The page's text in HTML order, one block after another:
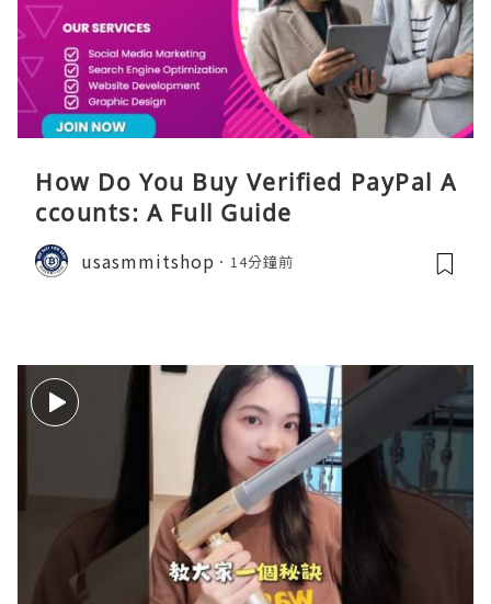
How Do You Buy Verified PayPal A
ccounts: A Full Guide
usasmmitshop 14分鐘前